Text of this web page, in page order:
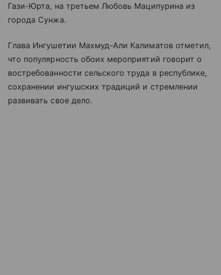
Гази-Юрта, на третьем Любовь Маципурина из
города Сунжа.
Глава Ингушетии Махмуд-Али Калиматов отметил,
что популярность обоих мероприятий говорит о
востребованности сельского труда в республике,
сохранении ингушских традиций и стремлении
развивать свое дело.